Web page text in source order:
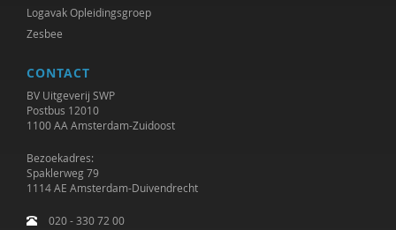
Logavak Opleidingsgroep
Zesbee
CONTACT
BV Uitgeverij SWP
Postbus 12010
1100 AA Amsterdam-Zuidoost
Bezoekadres:
Spaklerweg 79
1114 AE Amsterdam-Duivendrecht
020 - 330 72 00